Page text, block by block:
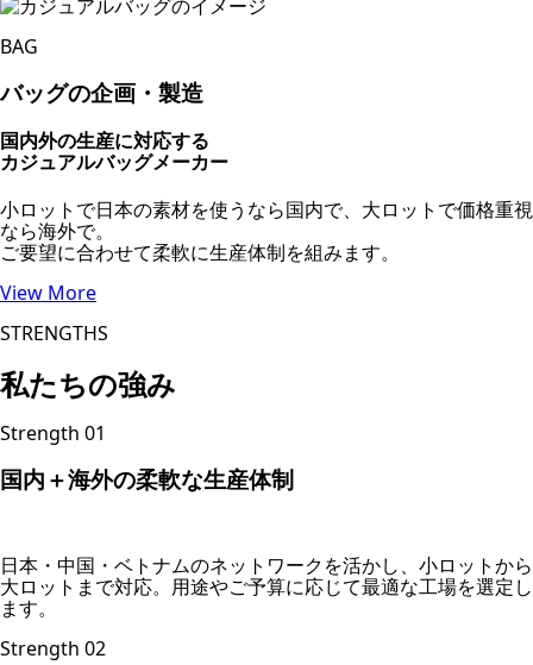
BAG
バッグの企画・製造
国内外の生産に対応する
カジュアルバッグメーカー
小ロットで日本の素材を使うなら国内で、大ロットで価格重視
なら海外で。
ご要望に合わせて柔軟に生産体制を組みます。
View More
STRENGTHS
私たちの強み
Strength 01
国内＋海外の柔軟な生産体制
日本・中国・ベトナムのネットワークを活かし、小ロットから
大ロットまで対応。用途やご予算に応じて最適な工場を選定し
ます。
Strength 02